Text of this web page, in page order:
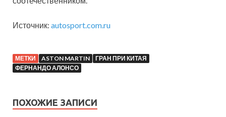
Источник: autosport.com.ru
МЕТКИ ASTON MARTIN
ГРАН ПРИ КИТАЯ
ФЕРНАНДО АЛОНСО
ПОХОЖИЕ ЗАПИСИ